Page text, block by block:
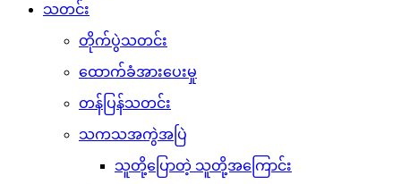
သတင်း
တိုက်ပွဲသတင်း
ထောက်ခံအားပေးမှု
တန်ပြန်သတင်း
သကသအကွဲအပြဲ
သူတို့ပြောတဲ့ သူတို့အကြောင်း